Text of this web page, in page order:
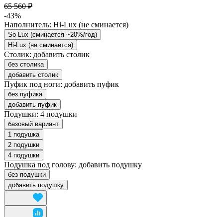
65 560 ₽
-43%
Наполнитель: Hi-Lux (не сминается)
So-Lux (cминается ~20%/год)
Hi-Lux (не сминается)
Столик: добавить столик
без столика
добавить столик
Пуфик под ноги: добавить пуфик
без пуфика
добавить пуфик
Подушки: 4 подушки
базовый вариант
1 подушка
2 подушки
4 подушки
Подушка под голову: добавить подушку
без подушки
добавить подушку